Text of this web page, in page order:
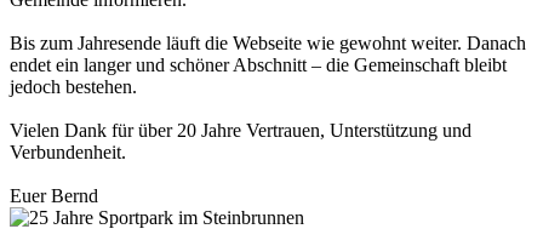
Bis zum Jahresende läuft die Webseite wie gewohnt weiter. Danach
endet ein langer und schöner Abschnitt – die Gemeinschaft bleibt
jedoch bestehen.
Vielen Dank für über 20 Jahre Vertrauen, Unterstützung und
Verbundenheit.
Euer Bernd